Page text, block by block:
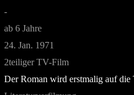
-
ab 6 Jahre
24. Jan. 1971
2teiliger TV-Film
Der Roman wird erstmalig auf die